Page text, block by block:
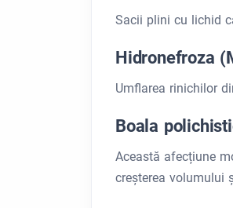
Sacii plini cu lichid
Hidronefroza
Umflarea rinichilor
Boala
Această afecțiune
creșterea volumului